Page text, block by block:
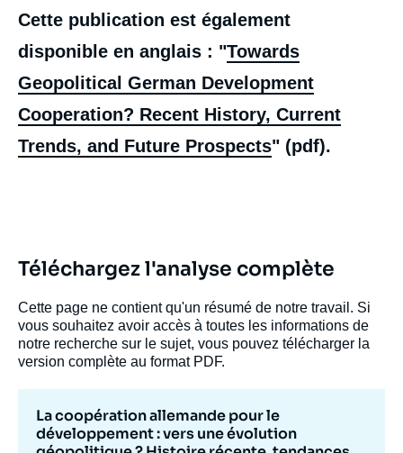
Cette publication est également
disponible en anglais : "Towards
Geopolitical German Development
Cooperation? Recent History, Current
Trends, and Future Prospects" (pdf).
Téléchargez l'analyse complète
Cette page ne contient qu'un résumé de notre travail. Si
vous souhaitez avoir accès à toutes les informations de
notre recherche sur le sujet, vous pouvez télécharger la
version complète au format PDF.
La coopération allemande pour le
développement : vers une évolution